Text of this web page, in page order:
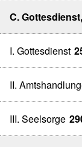
C.
I. Gottesdienst
II.
III. Seelsorge